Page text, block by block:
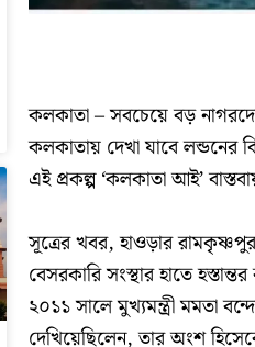
কলকাতা – সবচেয়ে বড়
কলকাতায় দেখা যাবে লন্ডনের
এই প্রকল্প ‘কলকাতা আই’
সূত্রের খবর, হাওড়ার
বেসরকারি সংস্থার হাতে
২০১১ সালে মুখ্যমন্ত্রী মমতা
দেখিয়েছিলেন, তার অংশ